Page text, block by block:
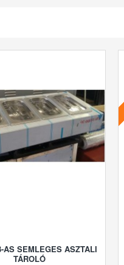
AS SEMLEGES ASZTALI
TÁROLÓ